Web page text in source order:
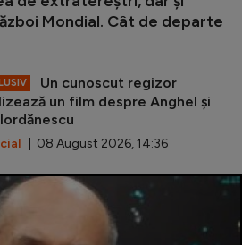
Mondial. Cât de departe
Un cunoscut regizor
un film despre Anghel și
| 08 August 2026, 14:36